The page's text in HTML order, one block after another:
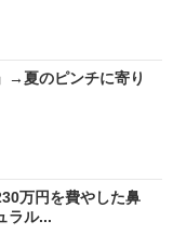
→夏のピンチに寄り
万円を費やした鼻
ラル...